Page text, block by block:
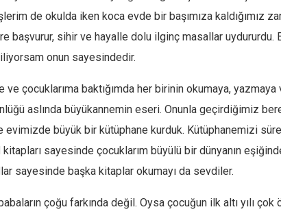
de okulda iken koca evde bir başımıza kaldığımız
başvurur, sihir ve hayalle dolu ilginç masallar uydururdu.
onun sayesindedir.
ve çocuklarıma baktığımda her birinin okumaya,
aslında büyükannemin eseri. Onunla geçirdiğimiz
evimizde büyük bir kütüphane kurduk. Kütüphanemizi
sayesinde çocuklarım büyülü bir dünyanın
sayesinde başka kitaplar okumayı da sevdiler.
çoğu farkında değil. Oysa çocuğun ilk altı yılı